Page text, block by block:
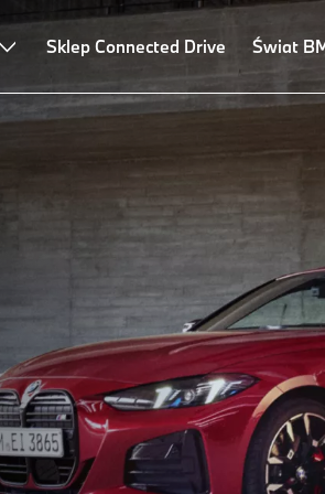
Sklep Connected Drive Świat